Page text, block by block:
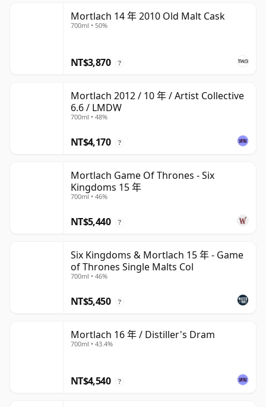
Mortlach 14 年 2010 Old Malt Cask
700ml • 50%
NT$3,870 ?
Mortlach 2012 / 10 年 / Artist Collective
6.6 / LMDW
700ml • 48%
NT$4,170 ?
Mortlach Game Of Thrones - Six
Kingdoms 15 年
700ml • 46%
NT$5,440 ?
Six Kingdoms & Mortlach 15 年 - Game
of Thrones Single Malts Col
700ml • 46%
NT$5,450 ?
Mortlach 16 年 / Distiller's Dram
700ml • 43.4%
NT$4,540 ?